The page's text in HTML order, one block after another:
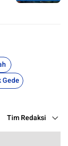
Gede
Tim Redaksi